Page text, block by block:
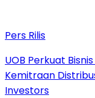
Pers Rilis
UOB Perkuat
Kemitraan
Investors